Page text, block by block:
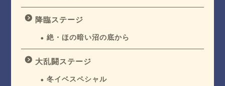
降臨ステージ
絶・ほの暗い沼の底から
大乱闘ステージ
冬イベスペシャル